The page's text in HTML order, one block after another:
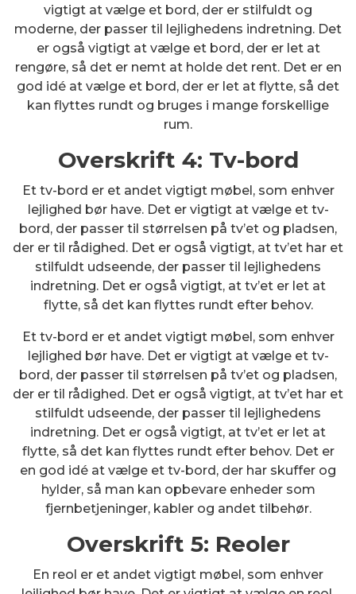
vigtigt at vælge et bord, der er stilfuldt og
moderne, der passer til lejlighedens indretning. Det
er også vigtigt at vælge et bord, der er let at
rengøre, så det er nemt at holde det rent. Det er en
god idé at vælge et bord, der er let at flytte, så det
kan flyttes rundt og bruges i mange forskellige
rum.
Overskrift 4: Tv-bord
Et tv-bord er et andet vigtigt møbel, som enhver
lejlighed bør have. Det er vigtigt at vælge et tv-
bord, der passer til størrelsen på tv’et og pladsen,
der er til rådighed. Det er også vigtigt, at tv’et har et
stilfuldt udseende, der passer til lejlighedens
indretning. Det er også vigtigt, at tv’et er let at
flytte, så det kan flyttes rundt efter behov.
Et tv-bord er et andet vigtigt møbel, som enhver
lejlighed bør have. Det er vigtigt at vælge et tv-
bord, der passer til størrelsen på tv’et og pladsen,
der er til rådighed. Det er også vigtigt, at tv’et har et
stilfuldt udseende, der passer til lejlighedens
indretning. Det er også vigtigt, at tv’et er let at
flytte, så det kan flyttes rundt efter behov. Det er
en god idé at vælge et tv-bord, der har skuffer og
hylder, så man kan opbevare enheder som
fjernbetjeninger, kabler og andet tilbehør.
Overskrift 5: Reoler
En reol er et andet vigtigt møbel, som enhver